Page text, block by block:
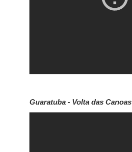
Guaratuba - Volta das Canoas